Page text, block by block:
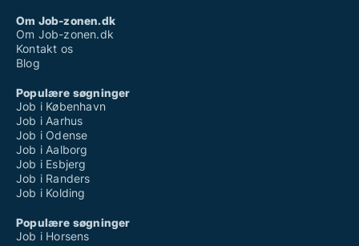
Om Job-zonen.dk
Om Job-zonen.dk
Kontakt os
Blog
Populære søgninger
Job i København
Job i Aarhus
Job i Odense
Job i Aalborg
Job i Esbjerg
Job i Randers
Job i Kolding
Populære søgninger
Job i Horsens